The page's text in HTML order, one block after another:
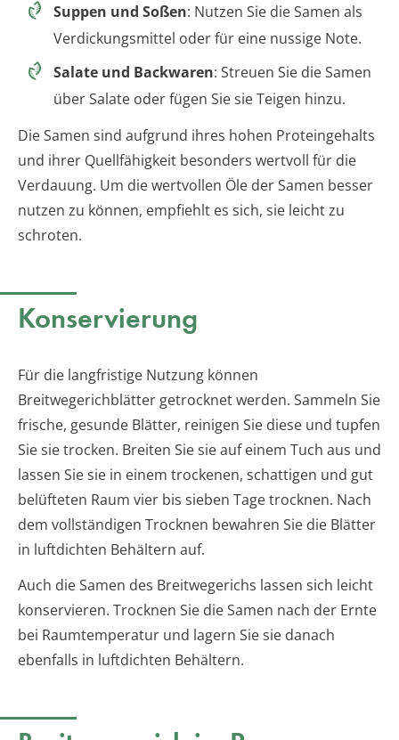
Suppen und Soßen: Nutzen Sie die Samen als
Verdickungsmittel oder für eine nussige Note.
Salate und Backwaren: Streuen Sie die Samen
über Salate oder fügen Sie sie Teigen hinzu.
Die Samen sind aufgrund ihres hohen Proteingehalts
und ihrer Quellfähigkeit besonders wertvoll für die
Verdauung. Um die wertvollen Öle der Samen besser
nutzen zu können, empfiehlt es sich, sie leicht zu
schroten.
Konservierung
Für die langfristige Nutzung können
Breitwegerichblätter getrocknet werden. Sammeln Sie
frische, gesunde Blätter, reinigen Sie diese und tupfen
Sie sie trocken. Breiten Sie sie auf einem Tuch aus und
lassen Sie sie in einem trockenen, schattigen und gut
belüfteten Raum vier bis sieben Tage trocknen. Nach
dem vollständigen Trocknen bewahren Sie die Blätter
in luftdichten Behältern auf.
Auch die Samen des Breitwegerichs lassen sich leicht
konservieren. Trocknen Sie die Samen nach der Ernte
bei Raumtemperatur und lagern Sie sie danach
ebenfalls in luftdichten Behältern.